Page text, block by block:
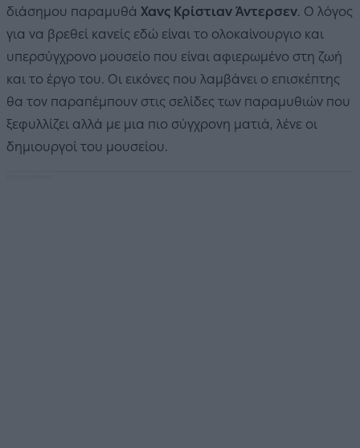
διάσημου παραμυθά Χανς Κρίστιαν Άντερσεν. Ο λόγος
για να βρεθεί κανείς εδώ είναι το ολοκαίνουργιο και
υπερσύγχρονο μουσείο που είναι αφιερωμένο στη ζωή
και το έργο του. Οι εικόνες που λαμβάνει ο επισκέπτης
θα τον παραπέμπουν στις σελίδες των παραμυθιών που
ξεφυλλίζει αλλά με μια πιο σύγχρονη ματιά, λένε οι
δημιουργοί του μουσείου.